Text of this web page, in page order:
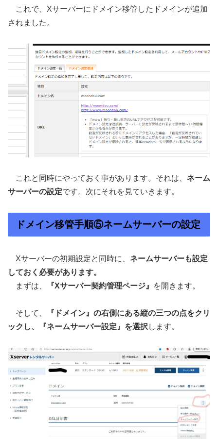
これで、Xサーバーにドメイン移管したドメインが追加
されました。
これと同時にやっておく事があります。それは、 ネーム
サーバーの設定です。次にそれを見ていきます。
ドメイン移管手順⑤ネームサーバーの設定
Xサーバーの初期設定と同時に、 ネームサーバーも設定
しておく必要があります。
まずは、
『Xサーバー契約管理ページ』 を開きます。
そして、
『ドメイン』の右側にある縦の三つの点をクリ
ックし、『ネームサーバー設定』を選択 します。